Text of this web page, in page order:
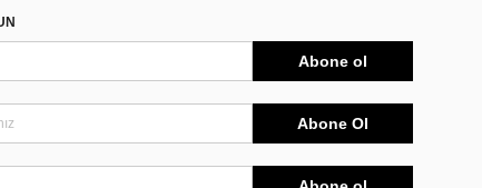
Abone ol
Abone Ol